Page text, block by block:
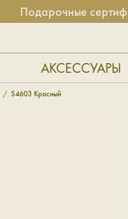
Подарочные
АКСЕССУАРЫ
S4603 Красный